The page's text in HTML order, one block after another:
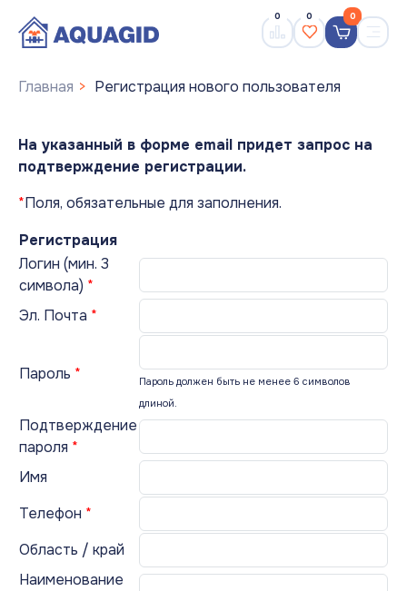
0 0 0
Главная Регистрация нового пользователя
На указанный в форме email придет запрос на
подтверждение регистрации.
*Поля, обязательные для заполнения.
Регистрация
Логин (мин. 3
символа) *
Эл. Почта *
Пароль *
Пароль должен быть не менее 6 символов
длиной.
Подтверждение
пароля *
Имя
Телефон *
Область / край
Наименование